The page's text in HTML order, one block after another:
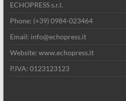
ECHOPRESS s.r.l.
Phone: (+39) 0984-023464
Email: info@echopress.it
Website: www.echopress.it
P.IVA: 0123123123